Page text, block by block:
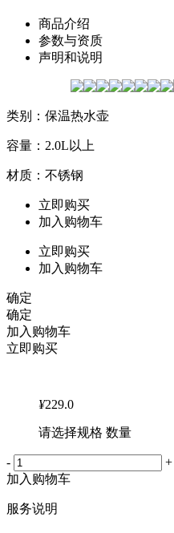
商品介绍
参数与资质
声明和说明
类别：保温热水壶
容量：2.0L以上
材质：不锈钢
立即购买
加入购物车
立即购买
加入购物车
确定
确定
加入购物车
立即购买
¥229.0
请选择规格 数量
-
+
加入购物车
服务说明